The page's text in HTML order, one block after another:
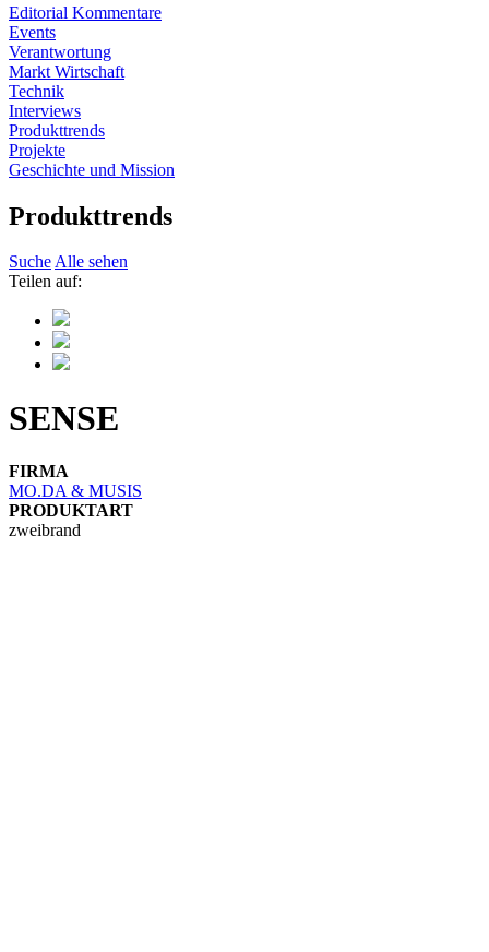
Editorial Kommentare
Events
Verantwortung
Markt Wirtschaft
Technik
Interviews
Produkttrends
Projekte
Geschichte und Mission
Produkttrends
SucheAlle sehen
Teilen auf:
SENSE
FIRMA
MO.DA & MUSIS
PRODUKTART
zweibrand